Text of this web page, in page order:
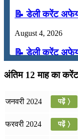
📝 डेली करेंट
August 4, 2026
📝 डेली करेंट
July 31, 2026
📝 डेली करेंट
July 28, 2026
📝 डेली करेंट
अंतिम 12 माह का
जनवरी 2024 पढ़ें 〉
फरवरी 2024 पढ़ें 〉